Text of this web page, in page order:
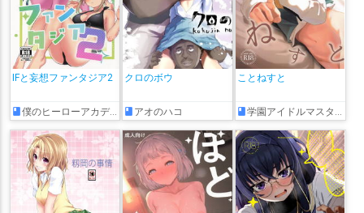
IFと妄想ファンタジア2
僕のヒーローアカデミア
クロのボウ
アオのハコ
ことねすと
学園アイドルマスター